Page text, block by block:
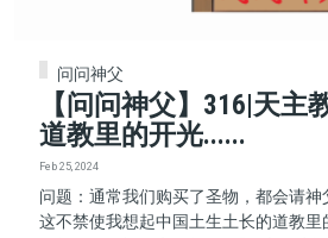
问问神父
【问问神父】316|天主
道教里的开光......
Feb 25, 2024
问题：通常我们购买了圣物，都会请神
这不禁使我想起中国土生土长的道教里